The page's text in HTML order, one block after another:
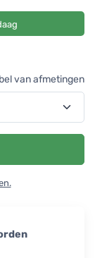
van afmetingen